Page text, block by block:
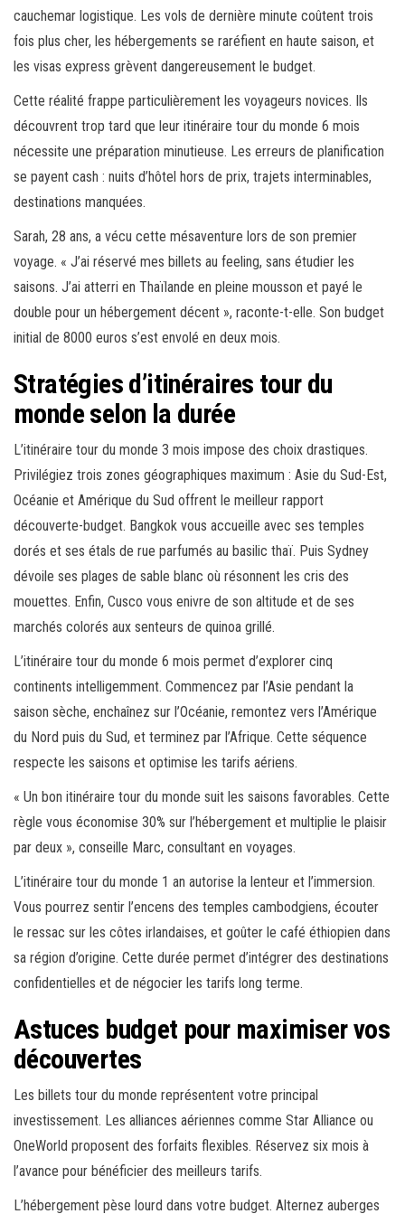
cauchemar logistique. Les vols de dernière minute coûtent trois
fois plus cher, les hébergements se raréfient en haute saison, et
les visas express grèvent dangereusement le budget.
Cette réalité frappe particulièrement les voyageurs novices. Ils
découvrent trop tard que leur itinéraire tour du monde 6 mois
nécessite une préparation minutieuse. Les erreurs de planification
se payent cash : nuits d’hôtel hors de prix, trajets interminables,
destinations manquées.
Sarah, 28 ans, a vécu cette mésaventure lors de son premier
voyage. « J’ai réservé mes billets au feeling, sans étudier les
saisons. J’ai atterri en Thaïlande en pleine mousson et payé le
double pour un hébergement décent », raconte-t-elle. Son budget
initial de 8000 euros s’est envolé en deux mois.
Stratégies d’itinéraires tour du
monde selon la durée
L’itinéraire tour du monde 3 mois impose des choix drastiques.
Privilégiez trois zones géographiques maximum : Asie du Sud-Est,
Océanie et Amérique du Sud offrent le meilleur rapport
découverte-budget. Bangkok vous accueille avec ses temples
dorés et ses étals de rue parfumés au basilic thaï. Puis Sydney
dévoile ses plages de sable blanc où résonnent les cris des
mouettes. Enfin, Cusco vous enivre de son altitude et de ses
marchés colorés aux senteurs de quinoa grillé.
L’itinéraire tour du monde 6 mois permet d’explorer cinq
continents intelligemment. Commencez par l’Asie pendant la
saison sèche, enchaînez sur l’Océanie, remontez vers l’Amérique
du Nord puis du Sud, et terminez par l’Afrique. Cette séquence
respecte les saisons et optimise les tarifs aériens.
« Un bon itinéraire tour du monde suit les saisons favorables. Cette
règle vous économise 30% sur l’hébergement et multiplie le plaisir
par deux », conseille Marc, consultant en voyages.
L’itinéraire tour du monde 1 an autorise la lenteur et l’immersion.
Vous pourrez sentir l’encens des temples cambodgiens, écouter
le ressac sur les côtes irlandaises, et goûter le café éthiopien dans
sa région d’origine. Cette durée permet d’intégrer des destinations
confidentielles et de négocier les tarifs long terme.
Astuces budget pour maximiser vos
découvertes
Les billets tour du monde représentent votre principal
investissement. Les alliances aériennes comme Star Alliance ou
OneWorld proposent des forfaits flexibles. Réservez six mois à
l’avance pour bénéficier des meilleurs tarifs.
L’hébergement pèse lourd dans votre budget. Alternez auberges